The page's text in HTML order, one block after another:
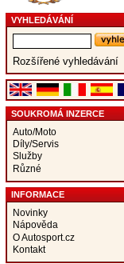
VYHLEDÁVÁNÍ
Rozšířené vyhledávání
SOUKROMÁ INZERCE
Auto/Moto
Díly/Servis
Služby
Různé
INFORMACE
Novinky
Nápověda
O Autosport.cz
Kontakt